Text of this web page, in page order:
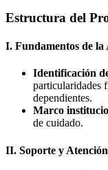
Estructura del
I. Fundamentos de la
Identificación
particularidades
dependientes.
Marco
de cuidado.
II. Soporte y